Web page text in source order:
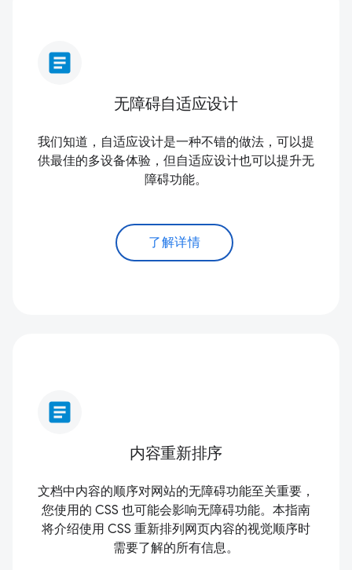
article
无障碍自适应设计
我们知道，自适应设计是一种不错的做法，可以提
供最佳的多设备体验，但自适应设计也可以提升无
障碍功能。
了解详情
article
内容重新排序
文档中内容的顺序对网站的无障碍功能至关重要，
您使用的 CSS 也可能会影响无障碍功能。本指南
将介绍使用 CSS 重新排列网页内容的视觉顺序时
需要了解的所有信息。